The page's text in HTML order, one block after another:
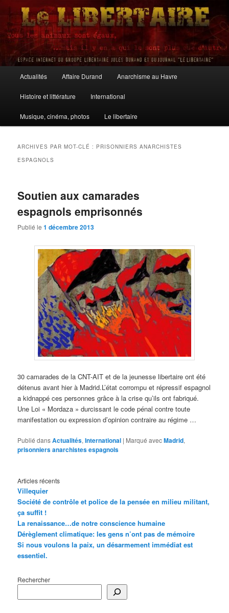
Aller
contenu
principal
Aller
contenu
secondaire
Le Libertaire
principal
Actualités Affaire Durand Anarchisme au Havre
Histoire et littérature International
Musique, cinéma, photos Le libertaire
ARCHIVES PAR MOT-CLÉ : PRISONNIERS ANARCHISTES
ESPAGNOLS
Soutien aux camarades
espagnols emprisonnés
Publié le1 décembre 2013
30 camarades de la CNT-AIT et de la jeunesse libertaire ont été
détenus avant hier à Madrid.L’état corrompu et répressif espagnol
a kidnappé ces personnes grâce à la crise qu’ils ont fabriqué.
Une Loi « Mordaza » durcissant le code pénal contre toute
manifestation ou expression d’opinion contraire au régime …
Publié dansActualités,International | Marqué avecMadrid,
prisonniers anarchistes espagnols
Articles récents
Villequier
Société de contrôle et police de la pensée en milieu militant,
ça suffit !
La renaissance…de notre conscience humaine
Dérèglement climatique: les gens n’ont pas de mémoire
Si nous voulons la paix, un désarmement immédiat est
essentiel.
Rechercher